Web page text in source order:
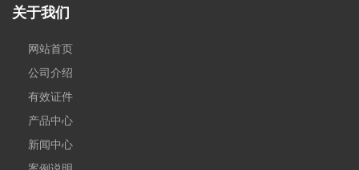
关于我们
网站首页
公司介绍
有效证件
产品中心
新闻中心